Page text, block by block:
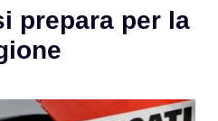
prepara per la